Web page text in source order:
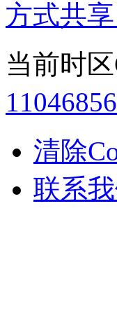
方式共
当前时
清除
联系